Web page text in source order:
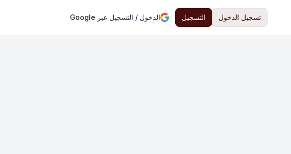
تسجيل الدخول التسجيل الدخول / التسجيل عبر Google